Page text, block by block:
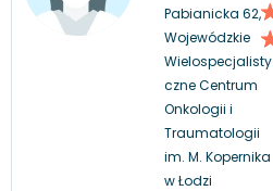
Pabianicka 62,
Wojewódzkie
Wielospecjalisty
czne Centrum
Onkologii i
Traumatologii
im. M. Kopernika
w Łodzi